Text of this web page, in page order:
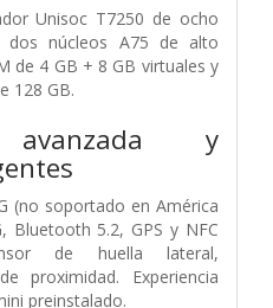
Unisoc T7250 de ocho
núcleos A75 de alto
de 4 GB + 8 GB virtuales y
128 GB.
avanzada y
(no soportado en América
Bluetooth 5.2, GPS y NFC
de huella lateral,
proximidad. Experiencia
preinstalado.